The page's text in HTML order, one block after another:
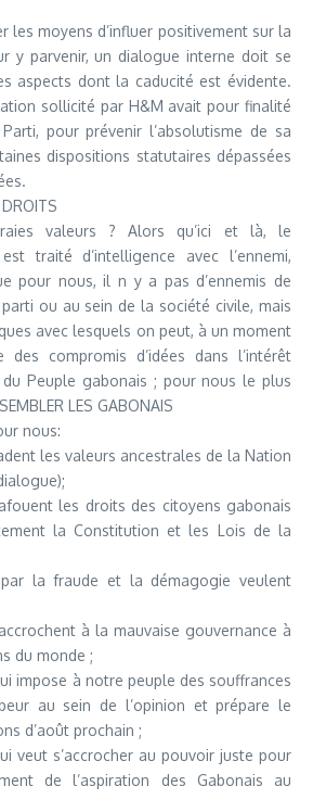
les moyens d’influer positivement sur la
y parvenir, un dialogue interne doit se
aspects dont la caducité est évidente.
sollicité par H&M avait pour finalité
pour prévenir l’absolutisme de sa
dispositions statutaires dépassées
DROITS
valeurs ? Alors qu’ici et là, le
traité d’intelligence avec l’ennemi,
pour nous, il n y a pas d’ennemis de
ou au sein de la société civile, mais
avec lesquels on peut, à un moment
compromis d’idées dans l’intérêt
Peuple gabonais ; pour nous le plus
LES GABONAIS
nous:
les valeurs ancestrales de la Nation
les droits des citoyens gabonais
la Constitution et les Lois de la
la fraude et la démagogie veulent
à la mauvaise gouvernance à
du monde ;
impose à notre peuple des souffrances
au sein de l’opinion et prépare le
d’août prochain ;
veut s’accrocher au pouvoir juste pour
de l’aspiration des Gabonais au